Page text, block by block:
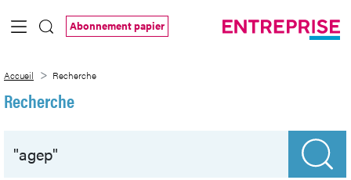
Saut au contenu principal
Abonnement papier
Accueil Recherche
Recherche